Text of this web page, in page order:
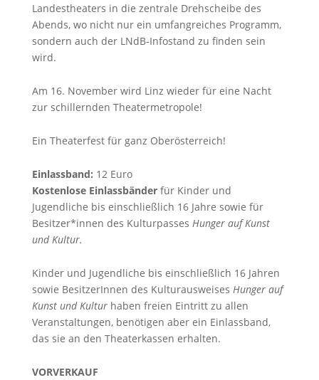
Landestheaters in die zentrale Drehscheibe des
Abends, wo nicht nur ein umfangreiches Programm,
sondern auch der LNdB-Infostand zu finden sein
wird.
Am 16. November wird Linz wieder für eine Nacht
zur schillernden Theatermetropole!
Ein Theaterfest für ganz Oberösterreich!
Einlassband: 12 Euro
Kostenlose Einlassbänderfür Kinder und
Jugendliche bis einschließlich 16 Jahre sowie für
Besitzer*innen des Kulturpasses Hunger auf Kunst
und Kultur.
Kinder und Jugendliche bis einschließlich 16 Jahren
sowie BesitzerInnen des Kulturausweises Hunger auf
Kunst und Kultur haben freien Eintritt zu allen
Veranstaltungen, benötigen aber ein Einlassband,
das sie an den Theaterkassen erhalten.
VORVERKAUF